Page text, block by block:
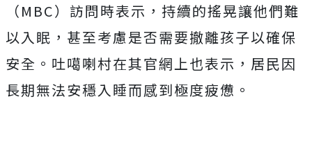
（MBC）訪問時表示，持續的搖晃讓他們難
以入眠，甚至考慮是否需要撤離孩子以確保
安全。吐噶喇村在其官網上也表示，居民因
長期無法安穩入睡而感到極度疲憊。